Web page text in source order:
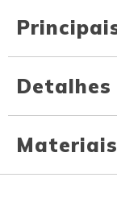
Materiais